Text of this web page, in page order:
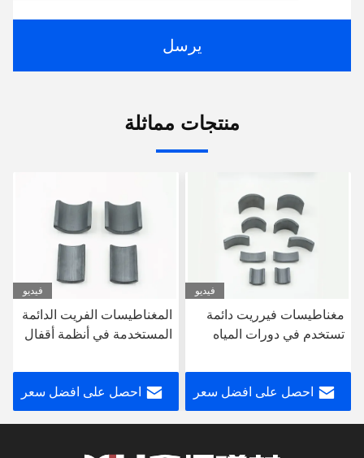
يرسل
منتجات مماثلة
فيديو
مغناطيسات فيرريت دائمة
تستخدم في دورات المياه
المنزلية مغناطيسات فيرريت
احصل على افضل سعر
فيديو
المغناطيسات الفريت الدائمة
المستخدمة في أنظمة أقفال
المنزلية، مغناطيسات
الفريتاحصل على افضل سعر